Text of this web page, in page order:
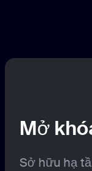
Mở
Sở hữu hạ